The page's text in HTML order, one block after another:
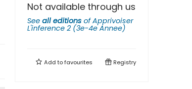
Not available through us
See all editions ofApprivoiser
L'inference 2 (3e-4e Annee)
Add tofavourites Registry